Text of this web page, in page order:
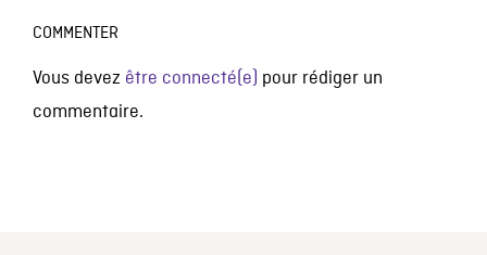
COMMENTER
Vous devez être connecté(e) pour rédiger un
commentaire.